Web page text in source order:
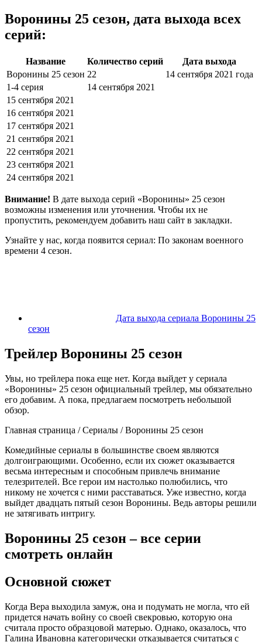
Воронины 25 сезон, дата выхода всех
серий:
Название Количество серий
Дата выхода
Воронины 25 сезон 22
14 сентября 2021 года
1-4 серия
14 сентября 2021
15 сентября 2021
16 сентября 2021
17 сентября 2021
21 сентября 2021
22 сентября 2021
23 сентября 2021
24 сентября 2021
Внимание! В дате выхода серий «Воронины» 25 сезон
возможны изменения или уточнения. Чтобы их не
пропустить, рекомендуем добавить наш сайт в закладки.
Узнайте у нас, когда появится сериал: По законам военного
времени 4 сезон.
Дата выхода сериала Воронины 25
сезон
Трейлер Воронины 25 сезон
Увы, но трейлера пока еще нет. Когда выйдет у сериала
«Воронины» 25 сезон официальный трейлер, мы обязательно
его добавим. А пока, предлагаем посмотреть небольшой
обзор.
Главная страница / Сериалы / Воронины 25 сезон
Комедийные сериалы в большинстве своем являются
долгоиграющими. Особенно, если их сюжет оказывается
весьма интересным и способным привлечь внимание
телезрителей. Все герои им настолько полюбились, что
никому не хочется с ними расставаться. Уже известно, когда
выйдет двадцать пятый сезон Воронины. Ведь авторы решили
не затягивать интригу.
Воронины 25 сезон – все серии
смотреть онлайн
Основной сюжет
Когда Вера выходила замуж, она и подумать не могла, что ей
придется начать войну со своей свекровью, которую она
считала просто образцовой матерью. Однако, оказалось, что
Галина Ивановна категорически отказывается считаться с